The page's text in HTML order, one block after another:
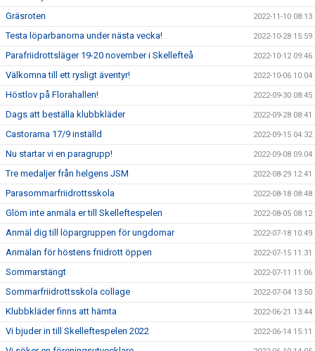
Gräsroten 2022-11-10 08:13
Testa löparbanorna under nästa vecka! 2022-10-28 15:59
Parafriidrottsläger 19-20 november i Skellefteå 2022-10-12 09:46
Välkomna till ett rysligt äventyr! 2022-10-06 10:04
Höstlov på Florahallen! 2022-09-30 08:45
Dags att beställa klubbkläder 2022-09-28 08:41
Castorama 17/9 inställd 2022-09-15 04:32
Nu startar vi en paragrupp! 2022-09-08 09:04
Tre medaljer från helgens JSM 2022-08-29 12:41
Parasommarfriidrottsskola 2022-08-18 08:48
Glöm inte anmäla er till Skelleftespelen 2022-08-05 08:12
Anmäl dig till löpargruppen för ungdomar 2022-07-18 10:49
Anmälan för höstens friidrott öppen 2022-07-15 11:31
Sommarstängt 2022-07-11 11:06
Sommarfriidrottsskola collage 2022-07-04 13:50
Klubbkläder finns att hämta 2022-06-21 13:44
Vi bjuder in till Skelleftespelen 2022 2022-06-14 15:11